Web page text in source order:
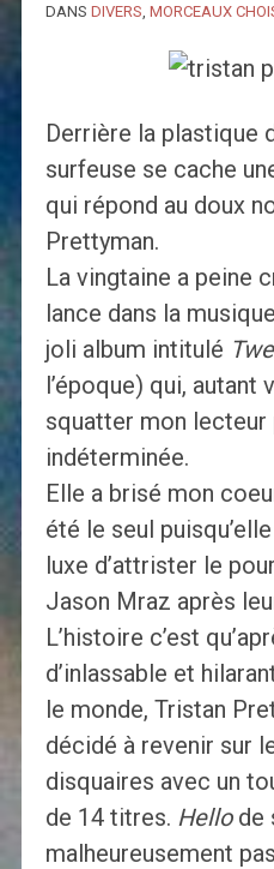
DANS DIVERS MORCEAUX
Derrière la plastique
surfeuse se cache
qui répond au doux
Prettyman.
La vingtaine a peine
lance dans la
joli album intitulé
l’époque) qui, autant
squatter mon lecteur
indéterminée.
Elle a brisé mon
été le seul
luxe d’attrister le
Jason Mraz après
L’histoire c’est
d’inlassable et
le monde, Tristan
décidé à revenir sur
disquaires avec un
de 14 titres. Hello de
malheureusement